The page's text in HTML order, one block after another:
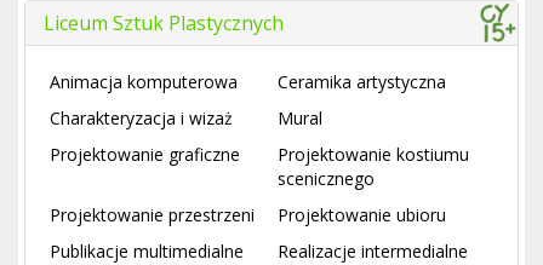
Liceum Sztuk Plastycznych
Animacja komputerowa
Ceramika artystyczna
Charakteryzacja i wizaż
Mural
Projektowanie graficzne
Projektowanie kostiumu
scenicznego
Projektowanie przestrzeni
Projektowanie ubioru
Publikacje multimedialne
Realizacje intermedialne